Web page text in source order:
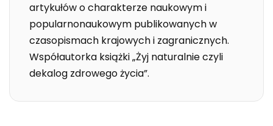
artykułów o charakterze naukowym i
popularnonaukowym publikowanych w
czasopismach krajowych i zagranicznych.
Współautorka książki „Żyj naturalnie czyli
dekalog zdrowego życia”.